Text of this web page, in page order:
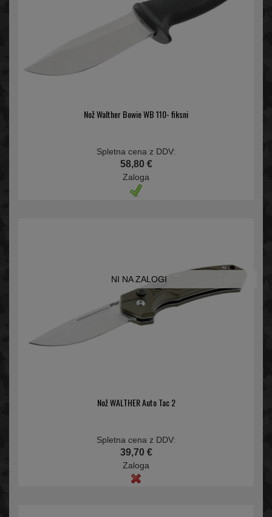
Nož Walther Bowie WB 110- fiksni
Spletna cena z DDV:
58,80 €
Zaloga
NI NA ZALOGI
Nož WALTHER Auto Tac 2
Spletna cena z DDV:
39,70 €
Zaloga